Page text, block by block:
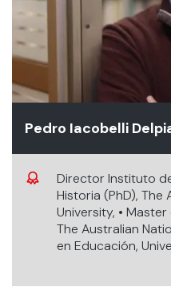
Pedro Iacobelli
Director Instituto
Historia (PhD), The
University, • Master of Arts (East Asian Studies),
The Australian National
en Educación,